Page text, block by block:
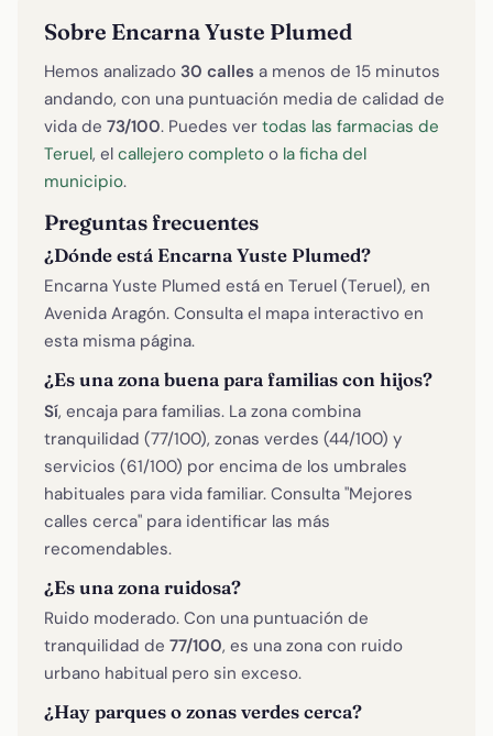
Sobre Encarna Yuste Plumed
Hemos analizado 30 calles a menos de 15 minutos
andando, con una puntuación media de calidad de
vida de 73/100. Puedes ver todas las farmacias de
Teruel, el callejero completo o la ficha del
municipio.
Preguntas frecuentes
¿Dónde está Encarna Yuste Plumed?
Encarna Yuste Plumed está en Teruel (Teruel), en
Avenida Aragón. Consulta el mapa interactivo en
esta misma página.
¿Es una zona buena para familias con hijos?
Sí, encaja para familias. La zona combina
tranquilidad (77/100), zonas verdes (44/100) y
servicios (61/100) por encima de los umbrales
habituales para vida familiar. Consulta "Mejores
calles cerca" para identificar las más
recomendables.
¿Es una zona ruidosa?
Ruido moderado. Con una puntuación de
tranquilidad de 77/100, es una zona con ruido
urbano habitual pero sin exceso.
¿Hay parques o zonas verdes cerca?